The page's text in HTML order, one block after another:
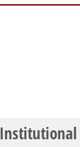
Institutional